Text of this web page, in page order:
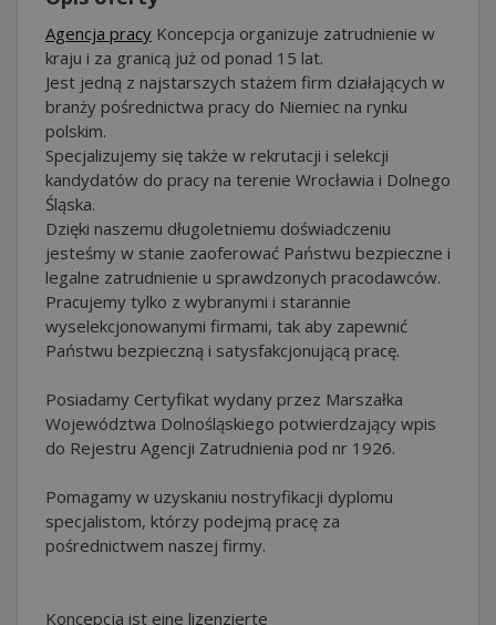
Agencja pracy Koncepcja organizuje zatrudnienie w
kraju i za granicą już od ponad 15 lat.
Jest jedną z najstarszych stażem firm działających w
branży pośrednictwa pracy do Niemiec na rynku
polskim.
Specjalizujemy się także w rekrutacji i selekcji
kandydatów do pracy na terenie Wrocławia i Dolnego
Śląska.
Dzięki naszemu długoletniemu doświadczeniu
jesteśmy w stanie zaoferować Państwu bezpieczne i
legalne zatrudnienie u sprawdzonych pracodawców.
Pracujemy tylko z wybranymi i starannie
wyselekcjonowanymi firmami, tak aby zapewnić
Państwu bezpieczną i satysfakcjonującą pracę.
Posiadamy Certyfikat wydany przez Marszałka
Województwa Dolnośląskiego potwierdzający wpis
do Rejestru Agencji Zatrudnienia pod nr 1926.
Pomagamy w uzyskaniu nostryfikacji dyplomu
specjalistom, którzy podejmą pracę za
pośrednictwem naszej firmy.
Koncepcja ist eine lizenzierte